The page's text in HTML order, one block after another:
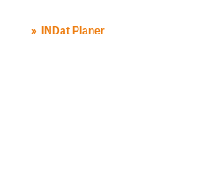
INDat Planer